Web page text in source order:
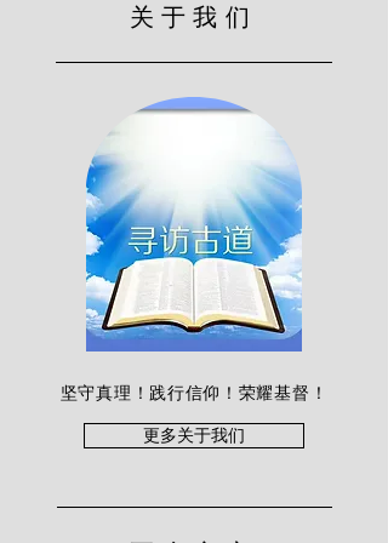
关于我们
坚守真理！践行信仰！荣耀基督！
更多关于我们